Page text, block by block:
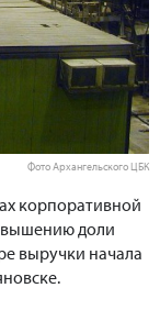
Фото Архангельского ЦБК
корпоративной
доли
выручки начала